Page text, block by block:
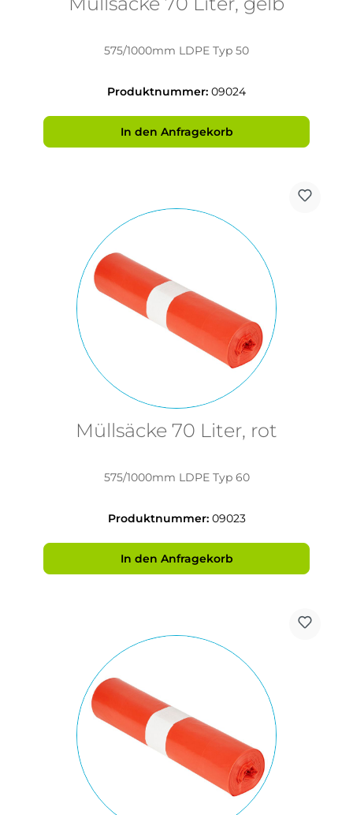
575/1000mm LDPE Typ 50
Produktnummer: 09024
In den Anfragekorb
Müllsäcke 70 Liter, rot
575/1000mm LDPE Typ 60
Produktnummer: 09023
In den Anfragekorb